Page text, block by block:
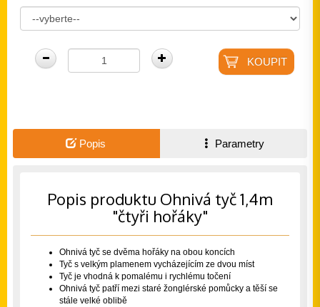
Popis Parametry
Popis produktu Ohnivá tyč 1,4m
"čtyři hořáky"
Ohnivá tyč se dvěma hořáky na obou koncích
Tyč s velkým plamenem vycházejícím ze dvou míst
Tyč je vhodná k pomalému i rychlému točení
Ohnivá tyč patří mezi staré žonglérské pomůcky a těší se
stále velké oblibě